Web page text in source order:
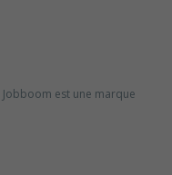
Jobboom est une marque